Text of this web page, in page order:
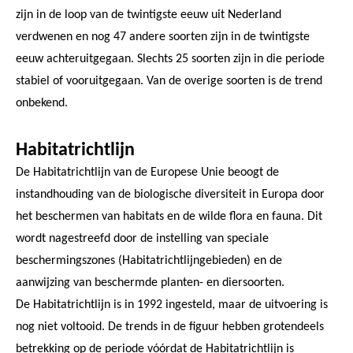
zijn in de loop van de twintigste eeuw uit Nederland
verdwenen en nog 47 andere soorten zijn in de twintigste
eeuw achteruitgegaan. Slechts 25 soorten zijn in die periode
stabiel of vooruitgegaan. Van de overige soorten is de trend
onbekend.
Habitatrichtlijn
De Habitatrichtlijn van de Europese Unie beoogt de
instandhouding van de biologische diversiteit in Europa door
het beschermen van habitats en de wilde flora en fauna. Dit
wordt nagestreefd door de instelling van speciale
beschermingszones (Habitatrichtlijngebieden) en de
aanwijzing van beschermde planten- en diersoorten.
De Habitatrichtlijn is in 1992 ingesteld, maar de uitvoering is
nog niet voltooid. De trends in de figuur hebben grotendeels
betrekking op de periode vóórdat de Habitatrichtlijn is